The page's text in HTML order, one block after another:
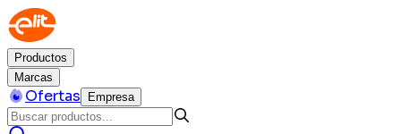
Productos
Marcas
Ofertas Empresa